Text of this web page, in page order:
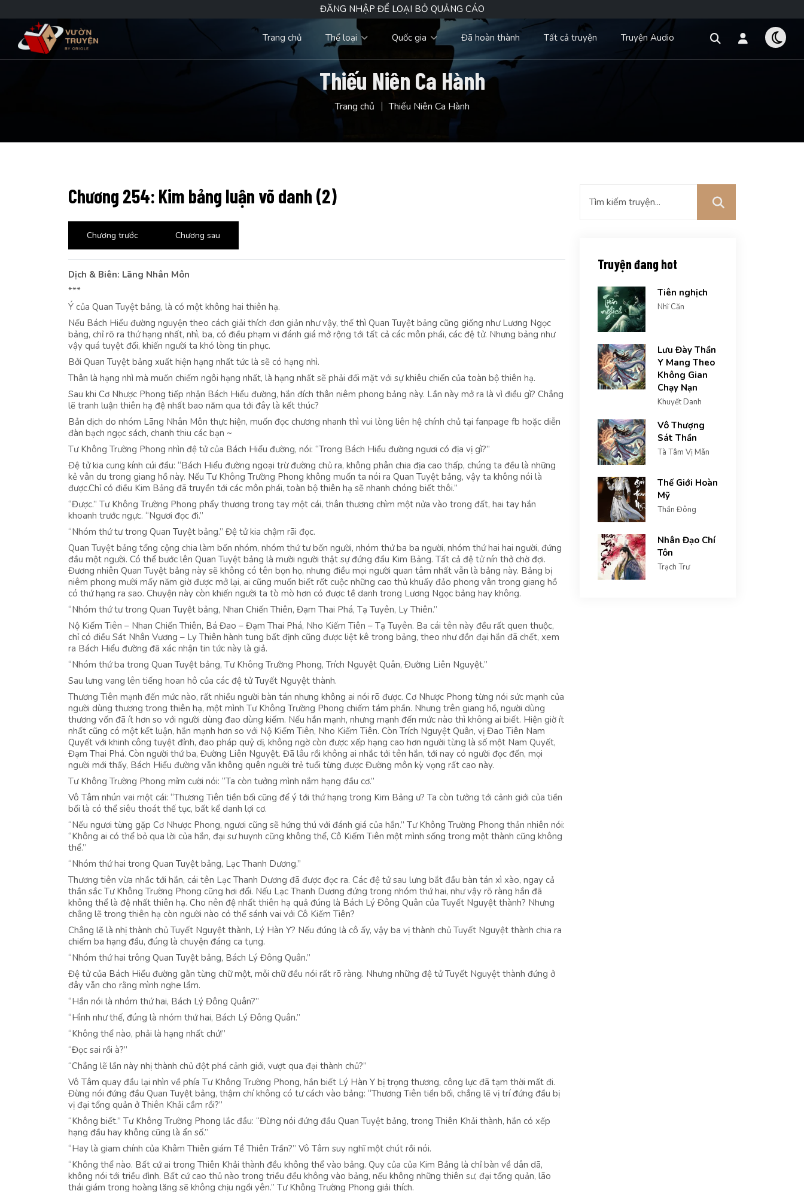
ĐĂNG NHẬP ĐỂ LOẠI BỎ QUẢNG CÁO
Trang chủ Thể loại Quốc gia Đã hoàn thành Tất cả truyện Truyện Audio
Thiếu Niên Ca Hành
Trang chủ Thiếu Niên Ca Hành
Chương 254: Kim bảng luận võ danh (2)
Chương trước Chương sau
Dịch & Biên: Lãng Nhân Môn
***
Ý của Quan Tuyệt bảng, là có một không hai thiên hạ.
Nếu Bách Hiểu đường nguyện theo cách giải thích đơn giản như vậy, thế thì Quan Tuyệt bảng cũng giống như Lương Ngọc
bảng, chỉ rõ ra thứ hạng nhất, nhì, ba, có điều phạm vi đánh giá mở rộng tới tất cả các môn phái, các đệ tử. Nhưng bảng như
vậy quá tuyệt đối, khiến người ta khó lòng tin phục.
Bởi Quan Tuyệt bảng xuất hiện hạng nhất tức là sẽ có hạng nhì.
Thân là hạng nhì mà muốn chiếm ngôi hạng nhất, là hạng nhất sẽ phải đối mặt với sự khiêu chiến của toàn bộ thiên hạ.
Sau khi Cơ Nhược Phong tiếp nhận Bách Hiểu đường, hắn đích thân niêm phong bảng này. Lần này mở ra là vì điều gì? Chẳng
lẽ tranh luận thiên hạ đệ nhất bao năm qua tới đây là kết thúc?
Bản dịch do nhóm Lãng Nhân Môn thực hiện, muốn đọc chương nhanh thì vui lòng liên hệ chính chủ tại fanpage fb hoặc diễn
đàn bạch ngọc sách, chanh thiu các bạn ~
Tư Không Trường Phong nhìn đệ tử của Bách Hiểu đường, nói: “Trong Bách Hiểu đường ngươi có địa vị gì?”
Đệ tử kia cung kính cúi đầu: “Bách Hiểu đường ngoại trừ đường chủ ra, không phân chia địa cao thấp, chúng ta đều là những
kẻ vân du trong giang hồ này. Nếu Tư Không Trường Phong không muốn ta nói ra Quan Tuyệt bảng, vậy ta không nói là
được.Chỉ có điều Kim Bảng đã truyền tới các môn phái, toàn bộ thiên hạ sẽ nhanh chóng biết thôi.”
“Được.” Tư Không Trường Phong phẩy thương trong tay một cái, thân thương chìm một nửa vào trong đất, hai tay hắn
khoanh trước ngực. “Ngươi đọc đi.”
“Nhóm thứ tư trong Quan Tuyệt bảng.” Đệ tử kia chậm rãi đọc.
Quan Tuyệt bảng tổng cộng chia làm bốn nhóm, nhóm thứ tư bốn người, nhóm thứ ba ba người, nhóm thứ hai hai người, đứng
đầu một người. Có thể bước lên Quan Tuyệt bảng là mười người thật sự đứng đầu Kim Bảng. Tất cả đệ tử nín thở chờ đợi.
Đương nhiên Quan Tuyệt bảng này sẽ không có tên bọn họ, nhưng điều mọi người quan tâm nhất vẫn là bảng này. Bảng bị
niêm phong mười mấy năm giờ được mở lại, ai cũng muốn biết rốt cuộc những cao thủ khuấy đảo phong vân trong giang hồ
có thứ hạng ra sao. Chuyện này còn khiến người ta tò mò hơn có được tề danh trong Lương Ngọc bảng hay không.
“Nhóm thứ tư trong Quan Tuyệt bảng, Nhan Chiến Thiên, Đạm Thai Phá, Tạ Tuyên, Ly Thiên.”
Nộ Kiếm Tiên – Nhan Chiến Thiên, Bá Đao – Đạm Thai Phá, Nho Kiếm Tiên – Tạ Tuyên. Ba cái tên này đều rất quen thuộc,
chỉ có điều Sát Nhân Vương – Ly Thiên hành tung bất định cũng được liệt kê trong bảng, theo như đồn đại hắn đã chết, xem
ra Bách Hiểu đường đã xác nhận tin tức này là giả.
“Nhóm thứ ba trong Quan Tuyệt bảng, Tư Không Trường Phong, Trích Nguyệt Quân, Đường Liên Nguyệt.”
Sau lưng vang lên tiếng hoan hô của các đệ tử Tuyết Nguyệt thành.
Thương Tiên mạnh đến mức nào, rất nhiều người bàn tán nhưng không ai nói rõ được. Cơ Nhược Phong từng nói sức mạnh của
người dùng thương trong thiên hạ, một mình Tư Không Trường Phong chiếm tám phần. Nhưng trên giang hồ, người dùng
thương vốn đã ít hơn so với người dùng đao dùng kiếm. Nếu hắn mạnh, nhưng mạnh đến mức nào thì không ai biết. Hiện giờ ít
nhất cũng có một kết luận, hắn mạnh hơn so với Nộ Kiếm Tiên, Nho Kiếm Tiên. Còn Trích Nguyệt Quân, vị Đao Tiên Nam
Quyết với khinh công tuyệt đỉnh, đao pháp quỷ dị, không ngờ còn được xếp hạng cao hơn người từng là số một Nam Quyết,
Đạm Thai Phá. Còn người thứ ba, Đường Liên Nguyệt. Đã lâu rồi không ai nhắc tới tên hắn, tới nay có người đọc đến, mọi
người mới thấy, Bách Hiểu đường vẫn không quên người trẻ tuổi từng được Đường môn kỳ vọng rất cao này.
Tư Không Trường Phong mỉm cười nói: “Ta còn tưởng mình nắm hạng đầu cơ.”
Vô Tâm nhún vai một cái: “Thương Tiên tiền bối cũng để ý tới thứ hạng trong Kim Bảng ư? Ta còn tưởng tới cảnh giới của tiền
bối là có thể siêu thoát thế tục, bất kể danh lợi cơ.
“Nếu ngươi từng gặp Cơ Nhược Phong, ngươi cũng sẽ hứng thú với đánh giá của hắn.” Tư Không Trường Phong thản nhiên nói:
“Không ai có thể bỏ qua lời của hắn, đại sư huynh cũng không thể, Cô Kiếm Tiên một mình sống trong một thành cũng không
thể.”
“Nhóm thứ hai trong Quan Tuyệt bảng, Lạc Thanh Dương.”
Thương tiên vừa nhắc tới hắn, cái tên Lạc Thanh Dương đã được đọc ra. Các đệ tử sau lưng bắt đầu bàn tán xì xào, ngay cả
thần sắc Tư Không Trường Phong cũng hơi đổi. Nếu Lạc Thanh Dương đứng trong nhóm thứ hai, như vậy rõ ràng hắn đã
không thể là đệ nhất thiên hạ. Cho nên đệ nhất thiên hạ quả đúng là Bách Lý Đông Quân của Tuyết Nguyệt thành? Nhưng
chẳng lẽ trong thiên hạ còn người nào có thể sánh vai với Cô Kiếm Tiên?
Chẳng lẽ là nhị thành chủ Tuyết Nguyệt thành, Lý Hàn Y? Nếu đúng là cô ấy, vậy ba vị thành chủ Tuyết Nguyệt thành chia ra
chiếm ba hạng đầu, đúng là chuyện đáng ca tụng.
“Nhóm thứ hai trông Quan Tuyệt bảng, Bách Lý Đông Quân.”
Đệ tử của Bách Hiểu đường gằn từng chữ một, mỗi chữ đều nói rất rõ ràng. Nhưng những đệ tử Tuyết Nguyệt thành đứng ở
đây vẫn cho rằng mình nghe lầm.
“Hắn nói là nhóm thứ hai, Bách Lý Đông Quân?”
“Hình như thế, đúng là nhóm thứ hai, Bách Lý Đông Quân.”
“Không thể nào, phải là hạng nhất chứ!”
“Đọc sai rồi à?”
“Chẳng lẽ lần này nhị thành chủ đột phá cảnh giới, vượt qua đại thành chủ?”
Vô Tâm quay đầu lại nhìn về phía Tư Không Trường Phong, hắn biết Lý Hàn Y bị trọng thương, công lực đã tạm thời mất đi.
Đừng nói đứng đầu Quan Tuyệt bảng, thậm chí không có tư cách vào bảng: “Thương Tiên tiền bối, chẳng lẽ vị trí đứng đầu bị
vị đại tổng quản ở Thiên Khải cầm rồi?”
“Không biết.” Tư Không Trường Phong lắc đầu: “Đừng nói đứng đầu Quan Tuyệt bảng, trong Thiên Khải thành, hắn có xếp
hạng đầu hay không cũng là ẩn số.”
“Hay là giam chính của Khâm Thiên giám Tề Thiên Trần?” Vô Tâm suy nghĩ một chút rồi nói.
“Không thể nào. Bất cứ ai trong Thiên Khải thành đều không thể vào bảng. Quy của của Kim Bảng là chỉ bàn về dân dã,
không nói tới triều đình. Bất cứ cao thủ nào trong triều đều không vào bảng, nếu không những thiên sư, đại tổng quản, lão
thái giám trong hoàng lăng sẽ không chịu ngồi yên.” Tư Không Trường Phong giải thích.
Truyện đang hot
Tiên nghịch
Nhĩ Căn
Lưu Đày Thần
Y Mang Theo
Không Gian
Chạy Nạn
Khuyết Danh
Vô Thượng
Sát Thần
Tà Tâm Vị Mẫn
Thế Giới Hoàn
Mỹ
Thần Đông
Nhân Đạo Chí
Tôn
Trạch Trư